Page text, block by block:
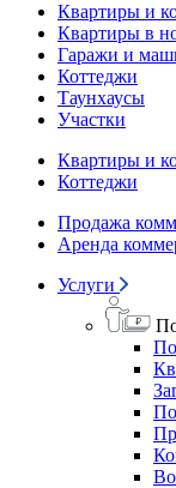
Квартиры и
Квартиры в
Гаражи и
Коттеджи
Таунхаусы
Участки
Квартиры и
Коттеджи
Продажа
Аренда
Услуги